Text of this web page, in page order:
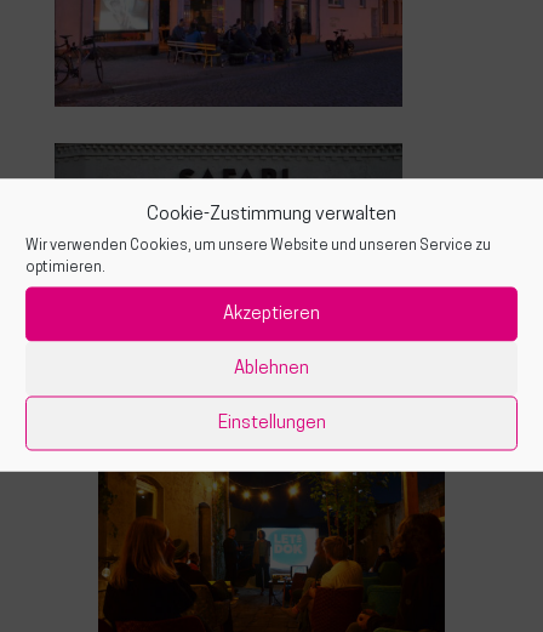
Cookie-Zustimmung verwalten
Wir verwenden Cookies, um unsere Website und unseren Service zu
optimieren.
Akzeptieren
Ablehnen
Einstellungen